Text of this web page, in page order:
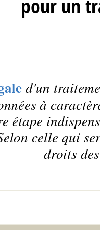
pour un
d'un
à
étape
celle qui
droits